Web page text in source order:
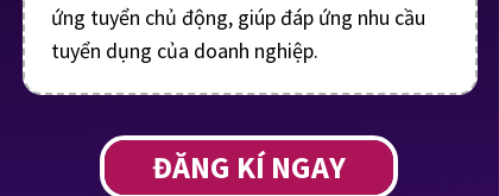
ĐĂNG KÍ NGAY
ứng tuyển chủ động, giúp đáp ứng nhu cầu
tuyển dụng của doanh nghiệp.